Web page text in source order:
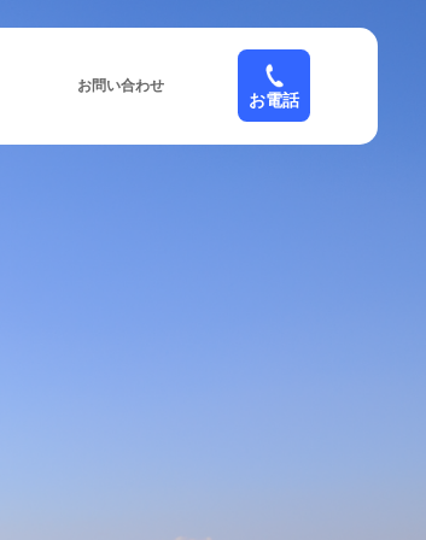
お問い合わせ
お電話